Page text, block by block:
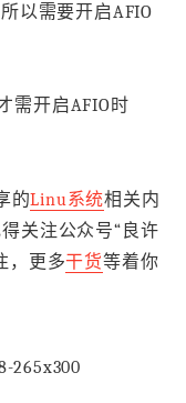
以需要开启AFIO
需开启AFIO时
的Linu系统相关内
关注公众号“良许
，更多干货等着你